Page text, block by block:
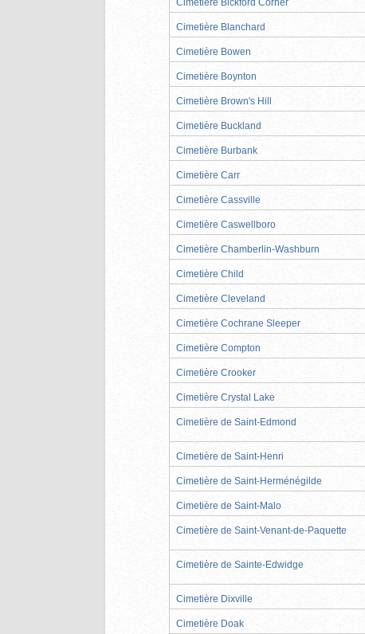
Cimetière Bickford Corner
Cimetière Blanchard
Cimetière Bowen
Cimetière Boynton
Cimetière Brown's Hill
Cimetière Buckland
Cimetière Burbank
Cimetière Carr
Cimetière Cassville
Cimetière Caswellboro
Cimetière Chamberlin-Washburn
Cimetière Child
Cimetière Cleveland
Cimetière Cochrane Sleeper
Cimetière Compton
Cimetière Crooker
Cimetière Crystal Lake
Cimetière de Saint-Edmond
Cimetière de Saint-Henri
Cimetière de Saint-Herménégilde
Cimetière de Saint-Malo
Cimetière de Saint-Venant-de-Paquette
Cimetière de Sainte-Edwidge
Cimetière Dixville
Cimetière Doak